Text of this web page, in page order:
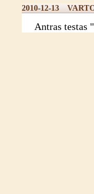
2010-12-13
Antras testas